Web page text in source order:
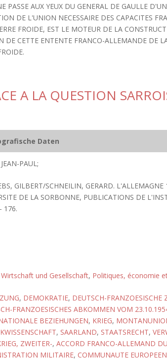
PASSE AUX YEUX DU GENERAL DE GAULLE
DE L'UNION NECESSAIRE DES CAPACITES
FROIDE, EST LE MOTEUR DE LA
DE CETTE ENTENTE FRANCO-ALLEMANDE DE
A LA QUESTION
Daten
PAUL;
GILBERT/SCHNEILIN, GERARD. L'ALLEMAGNE
DE LA SORBONNE, PUBLICATIONS DE
176.
und Gesellschaft, Politiques, économie
, DEMOKRATIE, DEUTSCH-FRANZOESISCHE
FRANZOESISCHES ABKOMMEN VOM
BEZIEHUNGEN, KRIEG,
, SAARLAND, STAATSRECHT,
ZWEITER-, ACCORD FRANCO-ALLEMAND
MILITAIRE, COMMUNAUTE